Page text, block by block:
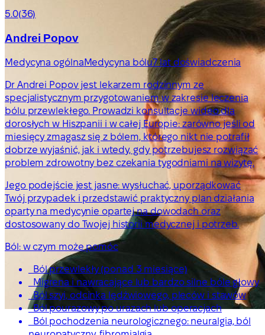
5.0(36)
Andrei Popov
Medycyna ogólnaMedycyna bólu7 lat doświadczenia
Dr Andrei Popov jest lekarzem rodzinnym ze
specjalistycznym przygotowaniem w zakresie leczenia
bólu przewlekłego. Prowadzi konsultacje wideo dla
dorosłych w Hiszpanii i w całej Europie: zarówno jeśli od
miesięcy zmagasz się z bólem, którego nikt nie potrafił
dobrze wyjaśnić, jak i wtedy, gdy potrzebujesz rozwiązać
problem zdrowotny bez czekania tygodniami na wizytę.
Jego podejście jest jasne: wysłuchać, uporządkować
Twój przypadek i przedstawić praktyczny plan działania
oparty na medycynie opartej na dowodach oraz
dostosowany do Twojej historii medycznej i potrzeb.
Ból: w czym może pomóc
Ból przewlekły (ponad 3 miesiące)
Migrena i nawracające lub bardzo silne bóle głowy
Ból szyi, odcinka lędźwiowego, pleców i stawów
Ból pourazowy po urazach lub operacjach
Ból pochodzenia neurologicznego: neuralgia, ból